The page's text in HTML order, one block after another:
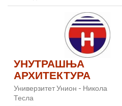
УНУТРАШЊА
АРХИТЕКТУРА
Универзитет Унион - Никола
Тесла